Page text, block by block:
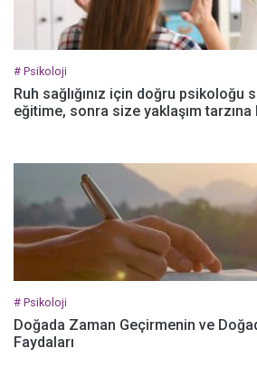
# Psikoloji
Ruh sağlığınız için doğru psikoloğu
eğitime, sonra size yaklaşım tarzına
# Psikoloji
Doğada Zaman Geçirmenin ve
Faydaları